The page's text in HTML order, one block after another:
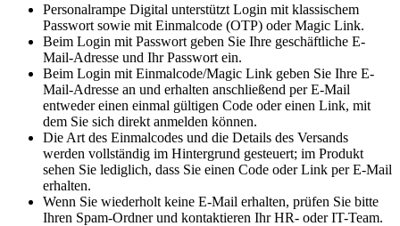
Personalrampe Digital unterstützt Login mit klassischem
Passwort sowie mit Einmalcode (OTP) oder Magic Link.
Beim Login mit Passwort geben Sie Ihre geschäftliche E-
Mail-Adresse und Ihr Passwort ein.
Beim Login mit Einmalcode/Magic Link geben Sie Ihre E-
Mail-Adresse an und erhalten anschließend per E-Mail
entweder einen einmal gültigen Code oder einen Link, mit
dem Sie sich direkt anmelden können.
Die Art des Einmalcodes und die Details des Versands
werden vollständig im Hintergrund gesteuert; im Produkt
sehen Sie lediglich, dass Sie einen Code oder Link per E-Mail
erhalten.
Wenn Sie wiederholt keine E-Mail erhalten, prüfen Sie bitte
Ihren Spam-Ordner und kontaktieren Ihr HR- oder IT-Team.